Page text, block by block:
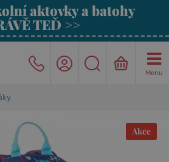
aktovky a batohy
TEĎ >>
Menu
Akce